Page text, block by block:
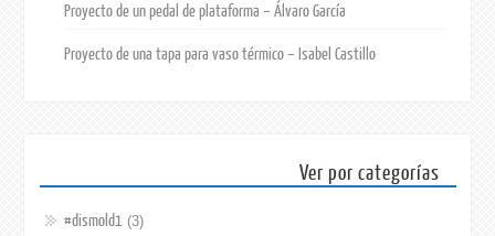
Proyecto de un pedal de plataforma – Álvaro García
Proyecto de una tapa para vaso térmico – Isabel Castillo
Ver por categorías
#dismold1 (3)